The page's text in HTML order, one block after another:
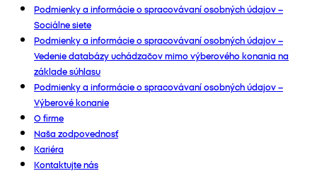
Podmienky a informácie o spracovávaní osobných údajov –
Sociálne siete
Podmienky a informácie o spracovávaní osobných údajov –
Vedenie databázy uchádzačov mimo výberového konania na
základe súhlasu
Podmienky a informácie o spracovávaní osobných údajov –
Výberové konanie
O firme
Naša zodpovednosť
Kariéra
Kontaktujte nás